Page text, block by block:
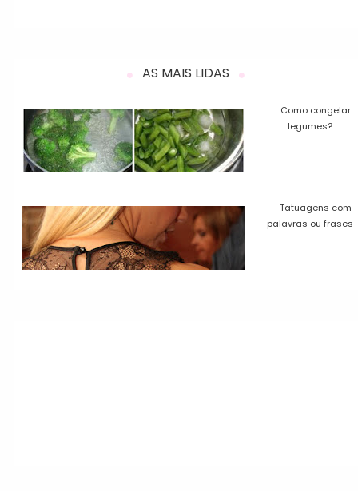
AS MAIS LIDAS
Como congelar
legumes?
Tatuagens com
palavras ou frases